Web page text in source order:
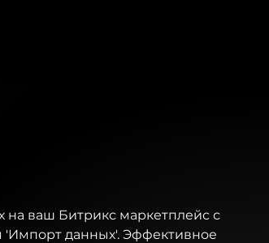
на ваш Битрикс маркетплейс с
данных'. Эффективное